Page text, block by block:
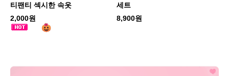
티팬티 섹시한 속옷
2,000원
세트
8,900원